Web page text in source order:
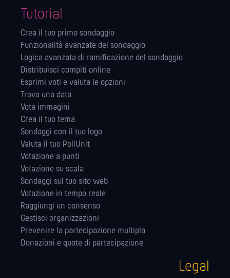
Tutorial
Crea il tuo primo sondaggio
Funzionalità avanzate del sondaggio
Logica avanzata di ramificazione del sondaggio
Distribuisci compiti online
Esprimi voti e valuta le opzioni
Trova una data
Vota immagini
Crea il tuo tema
Sondaggi con il tuo logo
Valuta il tuo PollUnit
Votazione a punti
Votazione su scala
Sondaggi sul tuo sito web
Votazione in tempo reale
Raggiungi un consenso
Gestisci organizzazioni
Prevenire la partecipazione multipla
Donazioni e quote di partecipazione
Legal